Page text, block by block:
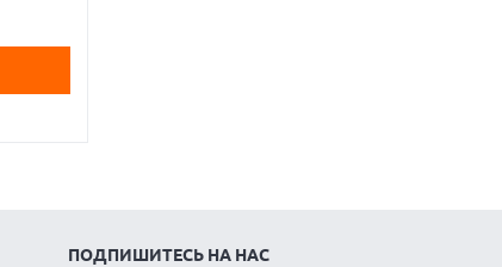
ПОДПИШИТЕСЬ НА НАС